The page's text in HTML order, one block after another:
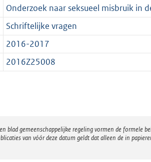
Onderzoek naar seksueel misbruik in
Schriftelijke vragen
2016-2017
2016Z25008
blad gemeenschappelijke regeling vormen de formele
van vóór deze datum geldt dat alleen de in